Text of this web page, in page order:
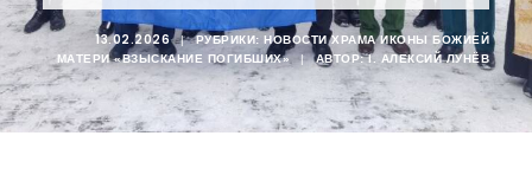
13.02.2026 | РУБРИКИ: НОВОСТИ ХРАМА ИКОНЫ БОЖИЕЙ
МАТЕРИ «ВЗЫСКАНИЕ ПОГИБШИХ»
| АВТОР:I. АЛЕКСИЙ ЛУНЁВ